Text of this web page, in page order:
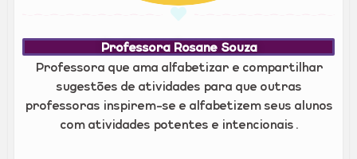
Professora Rosane Souza
Professora que ama alfabetizar e compartilhar
sugestões de atividades para que outras
professoras inspirem-se e alfabetizem seus alunos
com atividades potentes e intencionais.